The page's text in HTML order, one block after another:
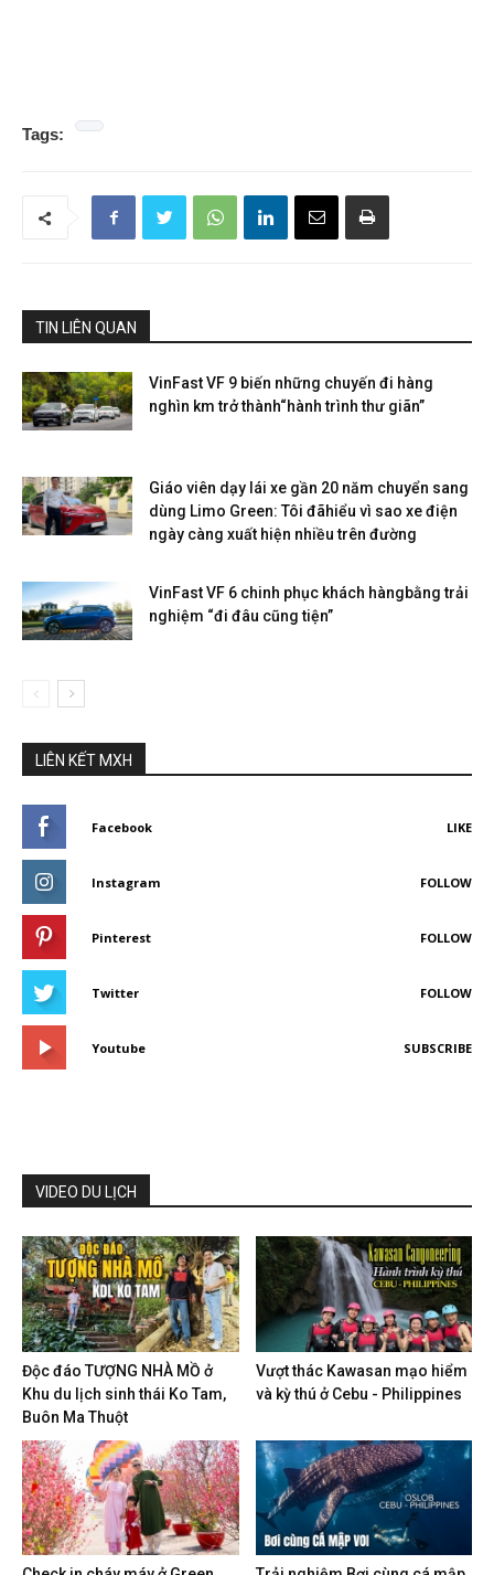
Tags:
TIN LIÊN QUAN
VinFast VF 9 biến những chuyến đi hàng
nghìn km trở thành“hành trình thư giãn”
Giáo viên dạy lái xe gần 20 năm chuyển sang
dùng Limo Green: Tôi đãhiểu vì sao xe điện
ngày càng xuất hiện nhiều trên đường
VinFast VF 6 chinh phục khách hàngbằng trải
nghiệm “đi đâu cũng tiện”
LIÊN KẾT MXH
Facebook LIKE
Instagram FOLLOW
Pinterest FOLLOW
Twitter FOLLOW
Youtube SUBSCRIBE
VIDEO DU LỊCH
Độc đáo TƯỢNG NHÀ MỒ ở
Khu du lịch sinh thái Ko Tam,
Buôn Ma Thuột
Vượt thác Kawasan mạo hiểm
và kỳ thú ở Cebu - Philippines